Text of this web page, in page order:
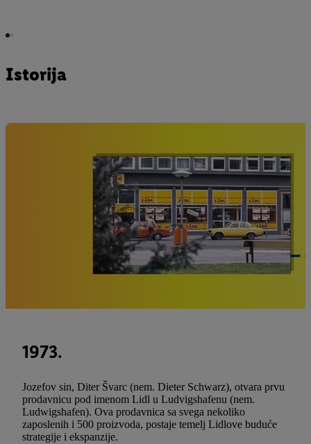
Istorija
1973.
Jozefov sin, Diter Švarc (nem. Dieter Schwarz), otvara prvu
prodavnicu pod imenom Lidl u Ludvigshafenu (nem.
Ludwigshafen). Ova prodavnica sa svega nekoliko
zaposlenih i 500 proizvoda, postaje temelj Lidlove buduće
strategije i ekspanzije.